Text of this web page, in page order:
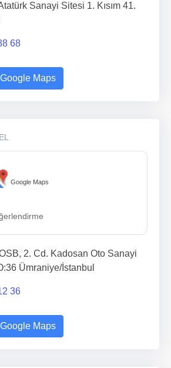
Sanayi Sitesi 1. Kısım 41.
68
Google Maps
Google Maps
2. Cd. Kadosan Oto Sanayi
Ümraniye/İstanbul
36
Google Maps